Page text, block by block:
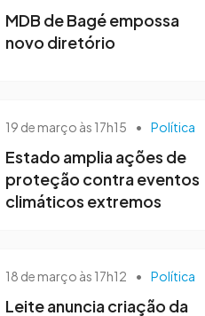
MDB de Bagé empossa
novo diretório
19 de março às 17h15 • Política
Estado amplia ações de
proteção contra eventos
climáticos extremos
18 de março às 17h12 • Política
Leite anuncia criação da